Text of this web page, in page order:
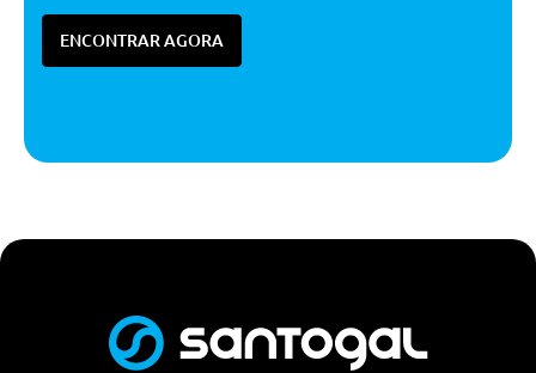
ENCONTRAR AGORA